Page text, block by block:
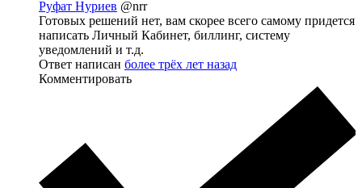
Руфат Нуриев @nrr
Готовых решений нет, вам скорее всего самому придется
написать Личный Кабинет, биллинг, систему
уведомлений и т.д.
Ответ написан более трёх лет назад
Комментировать